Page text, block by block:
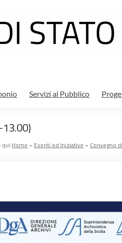
Servizi al Pubblico
qui:Home » Eventi ed Iniziative » Convegno